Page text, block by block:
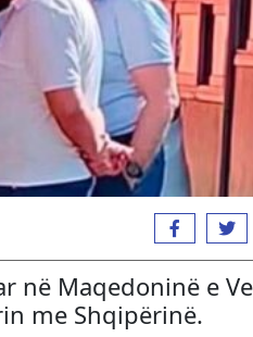
në Maqedoninë e
me Shqipërinë.